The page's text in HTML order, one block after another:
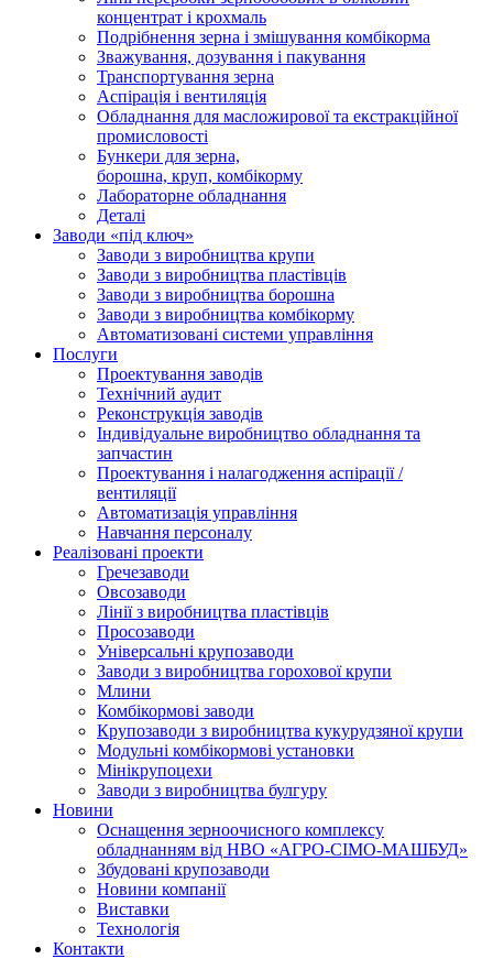
концентрат і крохмаль
Подрібнення зерна і змішування комбікорма
Зважування, дозування і пакування
Транспортування зерна
Аспірація і вентиляція
Обладнання для масложирової та екстракційної
промисловості
Бункери для зерна,
борошна, круп, комбікорму
Лабораторне обладнання
Деталі
Заводи «під ключ»
Заводи з виробництва крупи
Заводи з виробництва пластівців
Заводи з виробництва борошна
Заводи з виробництва комбікорму
Автоматизовані системи управління
Послуги
Проектування заводів
Технічний аудит
Реконструкція заводів
Індивідуальне виробництво обладнання та
запчастин
Проектування і налагодження аспірації /
вентиляції
Автоматизація управління
Навчання персоналу
Реалізовані проекти
Гречезаводи
Овсозаводи
Лінії з виробництва пластівців
Просозаводи
Універсальні крупозаводи
Заводи з виробництва горохової крупи
Млини
Комбікормові заводи
Крупозаводи з виробництва кукурудзяної крупи
Модульні комбікормові установки
Мінікрупоцехи
Заводи з виробництва булгуру
Новини
Оснащення зерноочисного комплексу
обладнанням від НВО «АГРО-СІМО-МАШБУД»
Збудовані крупозаводи
Новини компанії
Виставки
Технологія
Контакти